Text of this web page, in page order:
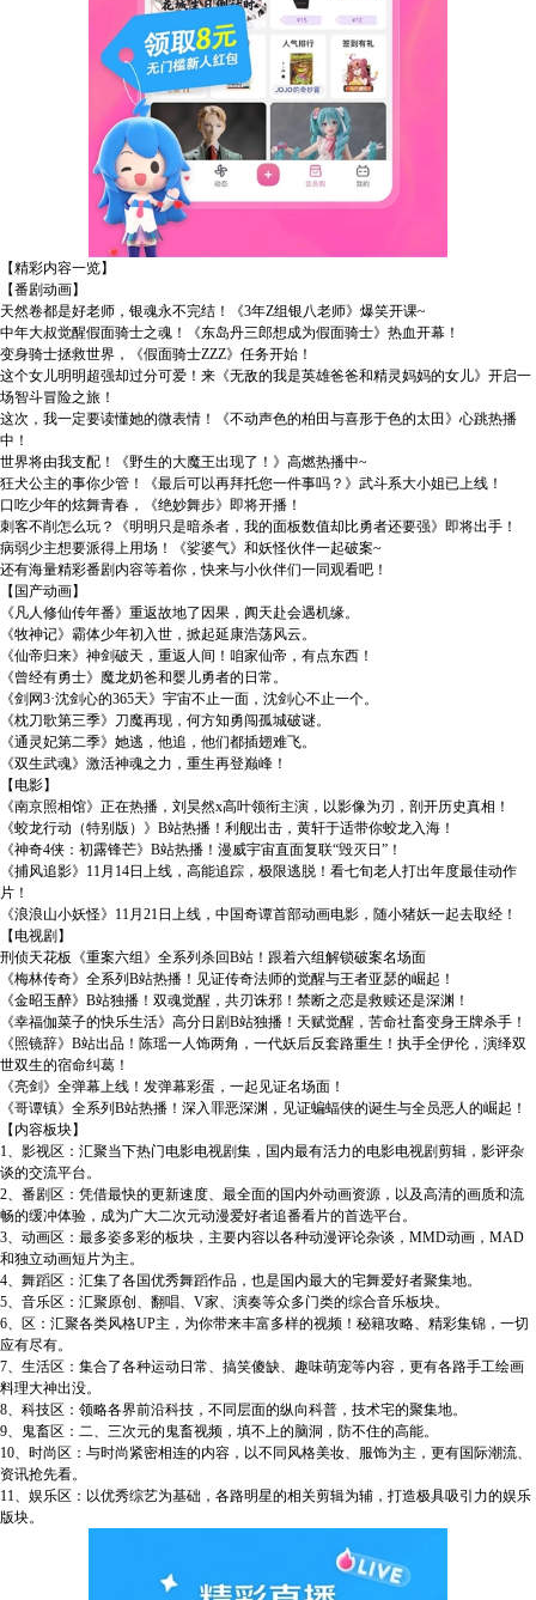
【精彩内容一览】
【番剧动画】
天然卷都是好老师，银魂永不完结！《3年Z组银八老师》爆笑开课~
中年大叔觉醒假面骑士之魂！《东岛丹三郎想成为假面骑士》热血开幕！
变身骑士拯救世界，《假面骑士ZZZ》任务开始！
这个女儿明明超强却过分可爱！来《无敌的我是英雄爸爸和精灵妈妈的女儿》开启一
场智斗冒险之旅！
这次，我一定要读懂她的微表情！《不动声色的柏田与喜形于色的太田》心跳热播
中！
世界将由我支配！《野生的大魔王出现了！》高燃热播中~
狂犬公主的事你少管！《最后可以再拜托您一件事吗？》武斗系大小姐已上线！
口吃少年的炫舞青春，《绝妙舞步》即将开播！
刺客不削怎么玩？《明明只是暗杀者，我的面板数值却比勇者还要强》即将出手！
病弱少主想要派得上用场！《娑婆气》和妖怪伙伴一起破案~
还有海量精彩番剧内容等着你，快来与小伙伴们一同观看吧！
【国产动画】
《凡人修仙传年番》重返故地了因果，阗天赴会遇机缘。
《牧神记》霸体少年初入世，掀起延康浩荡风云。
《仙帝归来》神剑破天，重返人间！咱家仙帝，有点东西！
《曾经有勇士》魔龙奶爸和婴儿勇者的日常。
《剑网3·沈剑心的365天》宇宙不止一面，沈剑心不止一个。
《枕刀歌第三季》刀魔再现，何方知勇闯孤城破谜。
《通灵妃第二季》她逃，他追，他们都插翅难飞。
《双生武魂》激活神魂之力，重生再登巅峰！
【电影】
《南京照相馆》正在热播，刘昊然x高叶领衔主演，以影像为刃，剖开历史真相！
《蛟龙行动（特别版）》B站热播！利舰出击，黄轩于适带你蛟龙入海！
《神奇4侠：初露锋芒》B站热播！漫威宇宙直面复联“毁灭日”！
《捕风追影》11月14日上线，高能追踪，极限逃脱！看七旬老人打出年度最佳动作
片！
《浪浪山小妖怪》11月21日上线，中国奇谭首部动画电影，随小猪妖一起去取经！
【电视剧】
刑侦天花板《重案六组》全系列杀回B站！跟着六组解锁破案名场面
《梅林传奇》全系列B站热播！见证传奇法师的觉醒与王者亚瑟的崛起！
《金昭玉醉》B站独播！双魂觉醒，共刃诛邪！禁断之恋是救赎还是深渊！
《幸福伽菜子的快乐生活》高分日剧B站独播！天赋觉醒，苦命社畜变身王牌杀手！
《照镜辞》B站出品！陈瑶一人饰两角，一代妖后反套路重生！执手全伊伦，演绎双
世双生的宿命纠葛！
《亮剑》全弹幕上线！发弹幕彩蛋，一起见证名场面！
《哥谭镇》全系列B站热播！深入罪恶深渊，见证蝙蝠侠的诞生与全员恶人的崛起！
【内容板块】
1、影视区：汇聚当下热门电影电视剧集，国内最有活力的电影电视剧剪辑，影评杂
谈的交流平台。
2、番剧区：凭借最快的更新速度、最全面的国内外动画资源，以及高清的画质和流
畅的缓冲体验，成为广大二次元动漫爱好者追番看片的首选平台。
3、动画区：最多姿多彩的板块，主要内容以各种动漫评论杂谈，MMD动画，MAD
和独立动画短片为主。
4、舞蹈区：汇集了各国优秀舞蹈作品，也是国内最大的宅舞爱好者聚集地。
5、音乐区：汇聚原创、翻唱、V家、演奏等众多门类的综合音乐板块。
6、区：汇聚各类风格UP主，为你带来丰富多样的视频！秘籍攻略、精彩集锦，一切
应有尽有。
7、生活区：集合了各种运动日常、搞笑傻缺、趣味萌宠等内容，更有各路手工绘画
料理大神出没。
8、科技区：领略各界前沿科技，不同层面的纵向科普，技术宅的聚集地。
9、鬼畜区：二、三次元的鬼畜视频，填不上的脑洞，防不住的高能。
10、时尚区：与时尚紧密相连的内容，以不同风格美妆、服饰为主，更有国际潮流、
资讯抢先看。
11、娱乐区：以优秀综艺为基础，各路明星的相关剪辑为辅，打造极具吸引力的娱乐
版块。